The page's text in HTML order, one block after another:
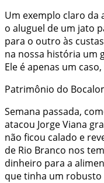
Um exemplo claro da
o aluguel de um jato
para o outro às
na nossa história um
Ele é apenas um
Patrimônio do
Semana passada,
atacou Jorge Viana
não ficou calado e
de Rio Branco nos
dinheiro para a
que tinha um